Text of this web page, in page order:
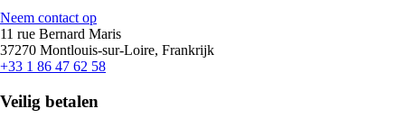
Neem contact op
11 rue Bernard Maris
37270 Montlouis-sur-Loire, Frankrijk
+33 1 86 47 62 58
Veilig betalen